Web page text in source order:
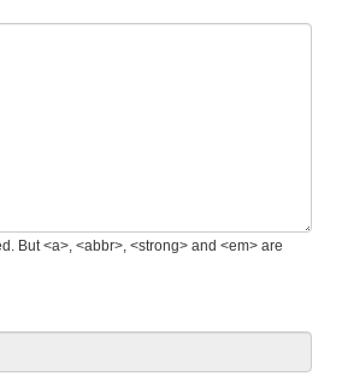
But <a>, <abbr>, <strong> and <em> are